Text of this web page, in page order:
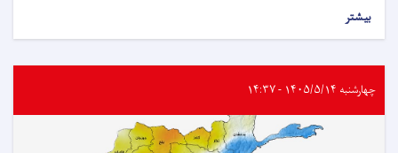
بیشتر
چهارشنبه ۱۴۰۵/۵/۱۴ - ۱۴:۳۷